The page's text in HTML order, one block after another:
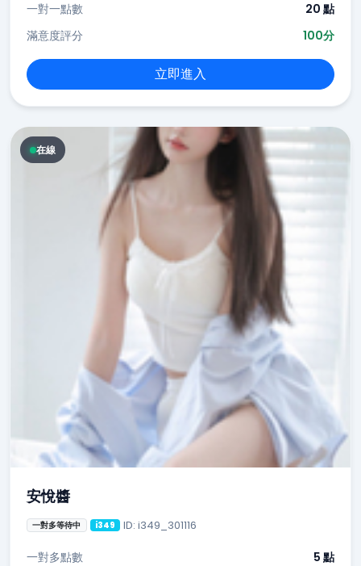
一對一點數
20 點
滿意度評分
100分
立即進入
在線
安悅醬
一對多等待中 i349 ID: i349_301116
一對多點數
5 點